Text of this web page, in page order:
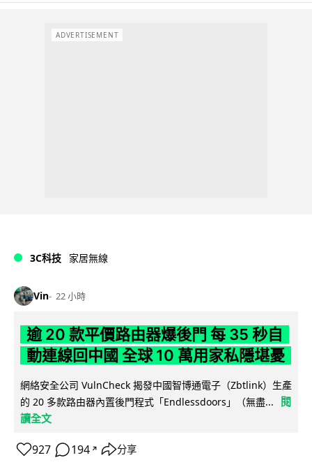
ADVERTISEMENT
3C科技 家居無線
Vin 22 小時
逾 20 款平價路由器爆後門 每 35 秒自
動連線回中國 全球 10 萬用家私隱堪憂
網絡安全公司 VulnCheck 揭發中國智博通電子（Zbtlink）生產
的 20 多款路由器內置後門程式「Endlessdoors」（無盡...
閱
讀全文
927 194 ↗ 分享